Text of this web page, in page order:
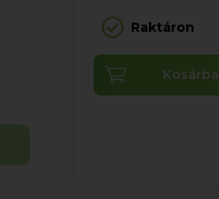
Raktáron
Kosárba